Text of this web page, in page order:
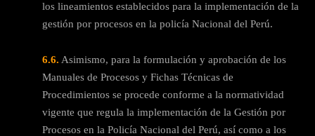
los lineamientos establecidos para la implementación de la
gestión por procesos en la policía Nacional del Perú.
6.6. Asimismo, para la formulación y aprobación de los
Manuales de Procesos y Fichas Técnicas de
Procedimientos se procede conforme a la normatividad
vigente que regula la implementación de la Gestión por
Procesos en la Policía Nacional del Perú, así como a los